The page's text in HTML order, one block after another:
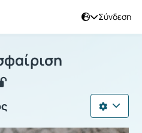
Σύνδεση
Αντισφαίριση